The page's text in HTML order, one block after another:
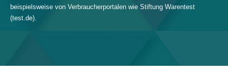
beispielsweise von Verbraucherportalen wie Stiftung Warentest
(test.de).